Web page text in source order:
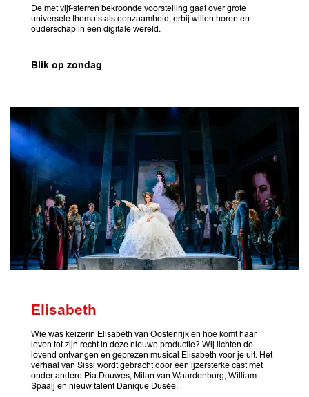
De met vijf-sterren bekroonde voorstelling gaat over grote
universele thema’s als eenzaamheid, erbij willen horen en
ouderschap in een digitale wereld.
Blik op zondag
Elisabeth
Wie was keizerin Elisabeth van Oostenrijk en hoe komt haar
leven tot zijn recht in deze nieuwe productie? Wij lichten de
lovend ontvangen en geprezen musical Elisabeth voor je uit. Het
verhaal van Sissi wordt gebracht door een ijzersterke cast met
onder andere Pia Douwes, Milan van Waardenburg, William
Spaaij en nieuw talent Danique Dusée.